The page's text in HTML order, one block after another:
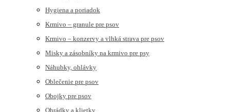
Hygiena a poriadok
Krmivo – granule pre psov
Krmivo – konzervy a vlhká strava pre psov
Misky a zásobníky na krmivo pre psy
Náhubky, ohlávky
Oblečenie pre psov
Obojky pre psov
Ohrádky a klietky